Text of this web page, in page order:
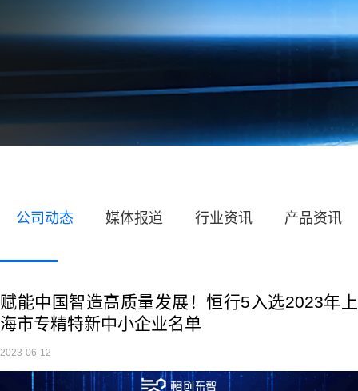
公司动态 媒体报道 行业资讯 产品资讯
赋能中国智造高质量发展！恒行5入选2023年上
海市专精特新中小企业名单
2023-06-12